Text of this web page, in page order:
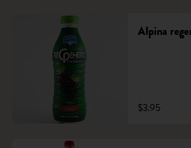
Alpina
$3.95